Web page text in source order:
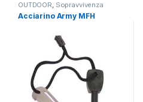
OUTDOOR, Sopravvivenza
Acciarino Army MFH